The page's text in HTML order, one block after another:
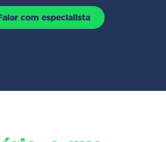
com especialista